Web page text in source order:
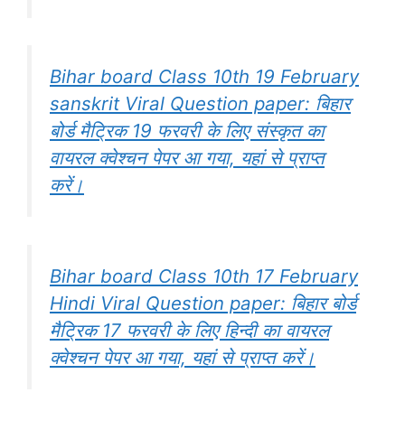
Bihar board Class 10th 19 February
sanskrit Viral Question paper: बिहार
बोर्ड मैट्रिक 19 फरवरी के लिए संस्कृत का
वायरल क्वेश्चन पेपर आ गया, यहां से प्राप्त
करें।
Bihar board Class 10th 17 February
Hindi Viral Question paper: बिहार बोर्ड
मैट्रिक 17 फरवरी के लिए हिन्दी का वायरल
क्वेश्चन पेपर आ गया, यहां से प्राप्त करें।